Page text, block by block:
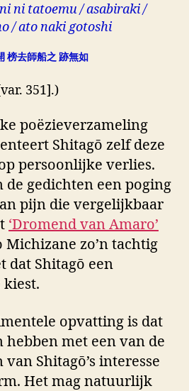
ni tatoemu / asabiraki /
/ ato naki gotoshi
榜去師船之 跡無如
351].)
poëzieverzameling
Shitagō zelf deze
persoonlijke verlies.
de gedichten een poging
pijn die vergelijkbaar
‘Dromend van Amaro’
Michizane zo’n tachtig
dat Shitagō een
opvatting is dat
met een van de
Shitagō’s interesse
Het mag natuurlijk